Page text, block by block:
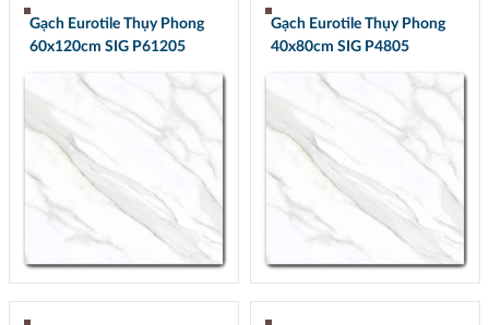
Gạch Eurotile Thụy Phong
60x120cm SIG P61205
Gạch Eurotile Thụy Phong
40x80cm SIG P4805